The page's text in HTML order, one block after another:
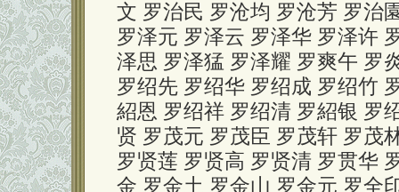
文 罗治民 罗沧均 罗沧芳 罗治
罗泽元 罗泽云 罗泽华 罗泽许
泽思 罗泽猛 罗泽耀 罗爽午 罗
罗绍先 罗绍华 罗绍成 罗绍竹
紹恩 罗绍祥 罗绍清 罗紹银 罗
贤 罗茂元 罗茂臣 罗茂轩 罗茂
罗贤莲 罗贤高 罗贤清 罗贯华
金 罗金土 罗金山 罗金元 罗全